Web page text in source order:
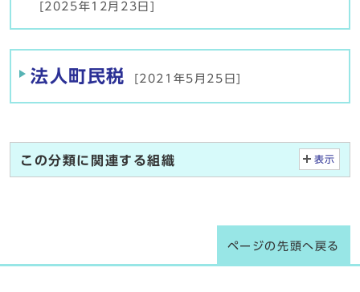
[2025年12月23日]
法人町民税 [2021年5月25日]
この分類に関連する組織 表示
ページの先頭へ戻る